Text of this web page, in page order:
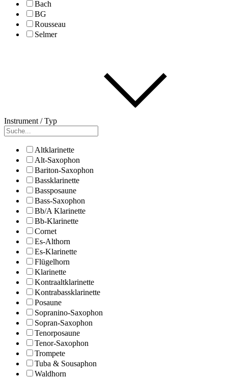
Bach
BG
Rousseau
Selmer
Instrument / Typ
Altklarinette
Alt-Saxophon
Bariton-Saxophon
Bassklarinette
Bassposaune
Bass-Saxophon
Bb/A Klarinette
Bb-Klarinette
Cornet
Es-Althorn
Es-Klarinette
Flügelhorn
Klarinette
Kontraaltklarinette
Kontrabassklarinette
Posaune
Sopranino-Saxophon
Sopran-Saxophon
Tenorposaune
Tenor-Saxophon
Trompete
Tuba & Sousaphon
Waldhorn